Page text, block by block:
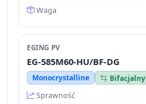
Waga
EGING PV
EG-585M60-HU/BF-DG
Monocrystalline
Bifacjalny
Sprawność